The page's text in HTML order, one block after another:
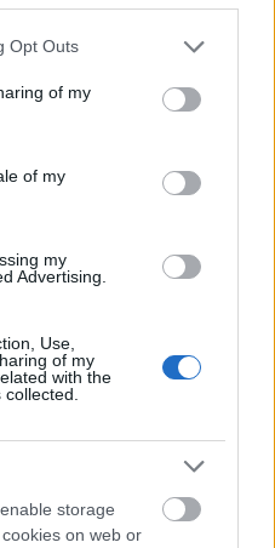
uses one or more Google
behaviour. You may click to
and its third-party tags to
purposes in below Google
Opt Outs
of my
of my
my
Advertising.
Use,
of my
with the
storage
on web or